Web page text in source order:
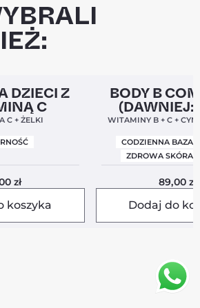
5,0
DZIECI Z
C
C + ŻELKI
zł
koszyka
Clean Label Nowa
BODY B
(DAWNIEJ:
WITAMINY B + C +
CODZIENNA BAZA
ZDROWA SKÓRA I
89,00zł
Dodaj do